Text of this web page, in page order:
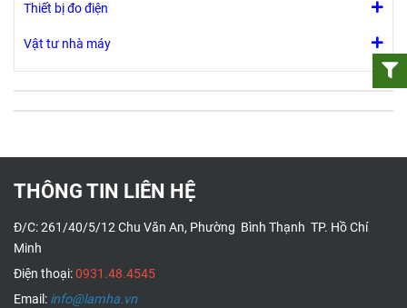
Thiết bị đo điện
Vật tư nhà máy
THÔNG TIN LIÊN HỆ
Đ/C: 261/40/5/12 Chu Văn An, Phường Bình Thạnh TP. Hồ Chí
Minh
Điện thoại:0931.48.4545
Email: info@lamha.vn